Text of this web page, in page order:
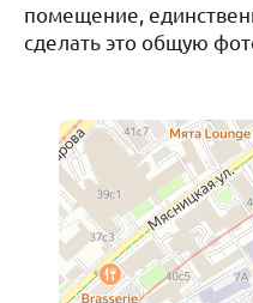
помещение,
сделать это общую